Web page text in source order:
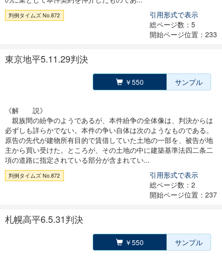
判例タイムズ No.872
引用形式で表示
総ページ数：5
開始ページ位置：233
東京地平5.11.29判決
￥550 サンプル
《解 説》
親族間の紛争のようであるが、本件紛争の全体像は、判決からは
必ずしも詳らかでない。本件の争い自体は次のようなものである。
原告の先代が建物所有目的で賃借していた土地の一部を、被告が地
主から買い受けた。ところが、その土地の中に建築基準法四二条二
項の道路に指定されている部分が含まれてい...
判例タイムズ No.872
引用形式で表示
総ページ数：2
開始ページ位置：237
札幌高平6.5.31判決
￥550 サンプル